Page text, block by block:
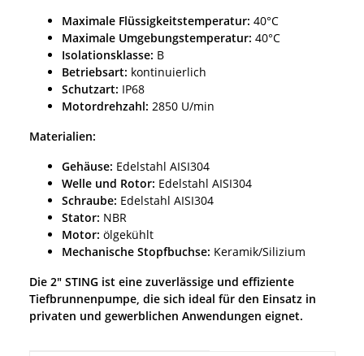
Maximale Flüssigkeitstemperatur: 40°C
Maximale Umgebungstemperatur: 40°C
Isolationsklasse: B
Betriebsart: kontinuierlich
Schutzart: IP68
Motordrehzahl: 2850 U/min
Materialien:
Gehäuse: Edelstahl AISI304
Welle und Rotor: Edelstahl AISI304
Schraube: Edelstahl AISI304
Stator: NBR
Motor: ölgekühlt
Mechanische Stopfbuchse: Keramik/Silizium
Die 2" STING ist eine zuverlässige und effiziente
Tiefbrunnenpumpe, die sich ideal für den Einsatz in
privaten und gewerblichen Anwendungen eignet.